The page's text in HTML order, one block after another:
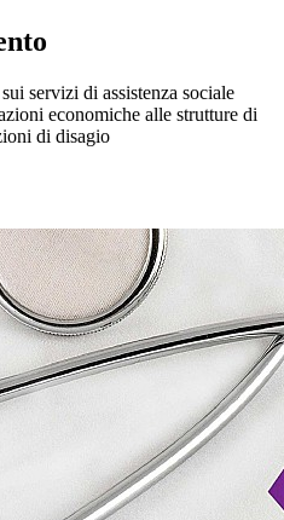
servizi di assistenza sociale
economiche alle strutture di
di disagio